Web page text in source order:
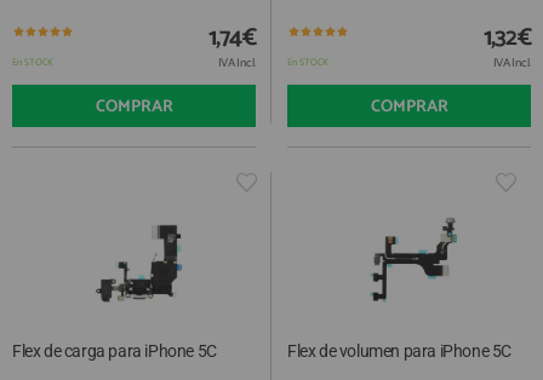
En STOCK
1,74€
IVA Incl.
COMPRAR
En STOCK
1,32€
IVA Incl.
COMPRAR
Flex de carga para iPhone 5C Flex de volumen para iPhone 5C